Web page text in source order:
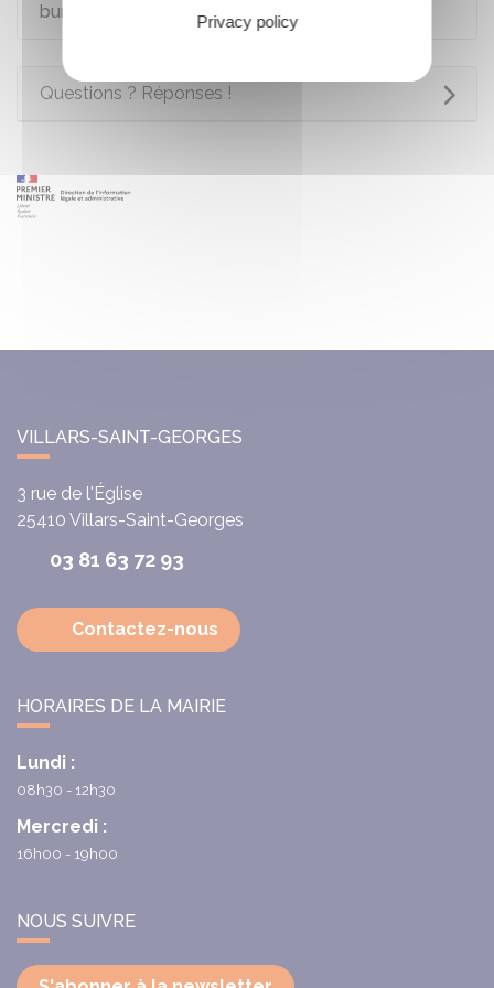
bureau de vote
Questions ? Réponses !
VILLARS-SAINT-GEORGES
3 rue de l'Église
25410 Villars-Saint-Georges
03 81 63 72 93
Contactez-nous
HORAIRES DE LA MAIRIE
Lundi :
08h30 - 12h30
Mercredi :
16h00 - 19h00
NOUS SUIVRE
Privacy policy